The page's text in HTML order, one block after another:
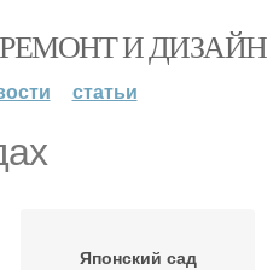
И ДИЗАЙН
статьи
Японский сад